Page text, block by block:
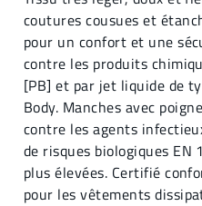
coutures cousues et
pour un confort et une
contre les produits
[PB] et par jet liquide de
Body. Manches avec
contre les agents
de risques biologiques EN
plus élevées. Certifié
pour les vêtements